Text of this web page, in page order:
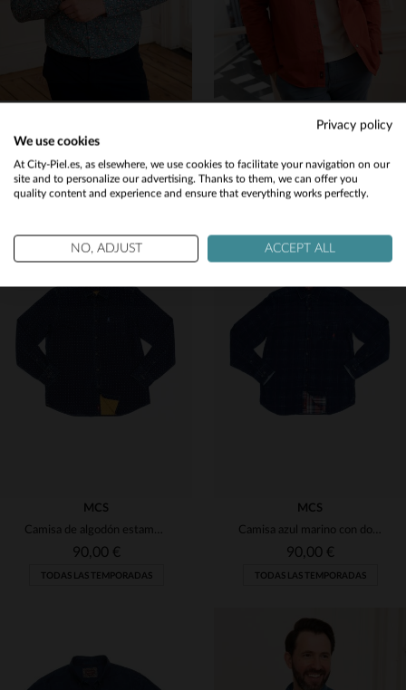
TODAS LAS TEMPORADAS
TALLAS DISPONIBLES
Camisa de hombre con doble bolsillo roja
TODAS LAS TEMPORADAS
MCS
Camisa de algodón estampada para hombre
90,00 €
TODAS LAS TEMPORADAS
MCS
Camisa azul marino con doble bolsillo
90,00 €
TODAS LAS TEMPORADAS
Would you like to be redirected to our English site?
No
Yes
Privacy policy
We use cookies
At City-Piel.es, as elsewhere, we use cookies to facilitate your navigation on our
site and to personalize our advertising. Thanks to them, we can offer you
quality content and experience and ensure that everything works perfectly.
NO, ADJUST ACCEPT ALL